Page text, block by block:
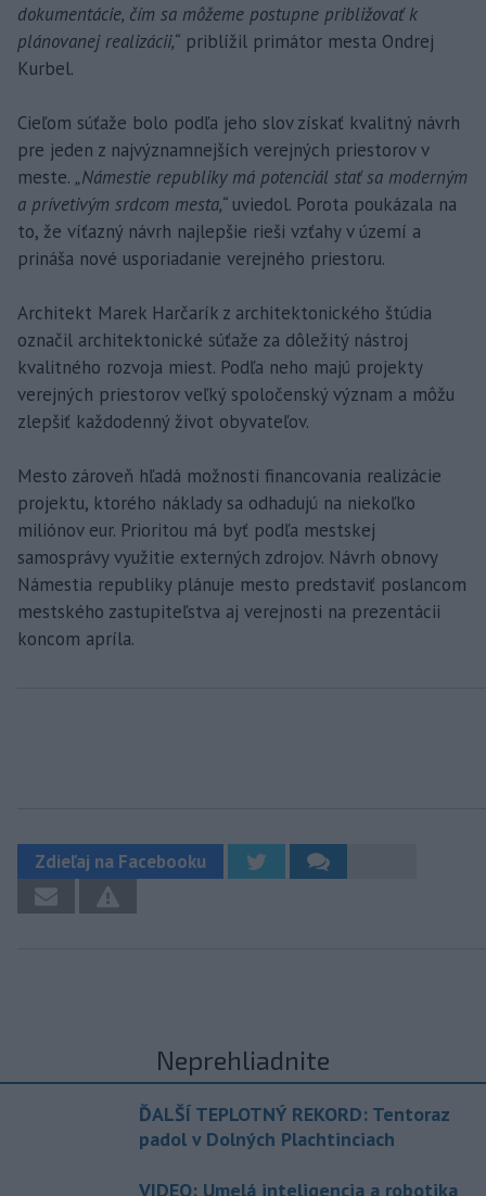
dokumentácie, čím sa môžeme postupne približovať k
plánovanej realizácii,“ priblížil primátor mesta Ondrej
Kurbel.
Cieľom súťaže bolo podľa jeho slov získať kvalitný návrh
pre jeden z najvýznamnejších verejných priestorov v
meste. „Námestie republiky má potenciál stať sa moderným
a prívetivým srdcom mesta,“ uviedol. Porota poukázala na
to, že víťazný návrh najlepšie rieši vzťahy v území a
prináša nové usporiadanie verejného priestoru.
Architekt Marek Harčarík z architektonického štúdia
označil architektonické súťaže za dôležitý nástroj
kvalitného rozvoja miest. Podľa neho majú projekty
verejných priestorov veľký spoločenský význam a môžu
zlepšiť každodenný život obyvateľov.
Mesto zároveň hľadá možnosti financovania realizácie
projektu, ktorého náklady sa odhadujú na niekoľko
miliónov eur. Prioritou má byť podľa mestskej
samosprávy využitie externých zdrojov. Návrh obnovy
Námestia republiky plánuje mesto predstaviť poslancom
mestského zastupiteľstva aj verejnosti na prezentácii
koncom apríla.
Zdieľaj na Facebooku
Neprehliadnite
ĎALŠÍ TEPLOTNÝ REKORD: Tentoraz
padol v Dolných Plachtinciach
VIDEO: Umelá inteligencia a robotika